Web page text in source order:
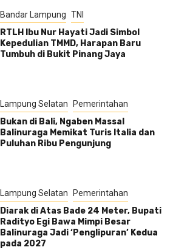
Bandar Lampung TNI
RTLH Ibu Nur Hayati Jadi Simbol
Kepedulian TMMD, Harapan Baru
Tumbuh di Bukit Pinang Jaya
Lampung Selatan Pemerintahan
Bukan di Bali, Ngaben Massal
Balinuraga Memikat Turis Italia dan
Puluhan Ribu Pengunjung
Lampung Selatan Pemerintahan
Diarak di Atas Bade 24 Meter, Bupati
Radityo Egi Bawa Mimpi Besar
Balinuraga Jadi ‘Penglipuran’ Kedua
pada 2027